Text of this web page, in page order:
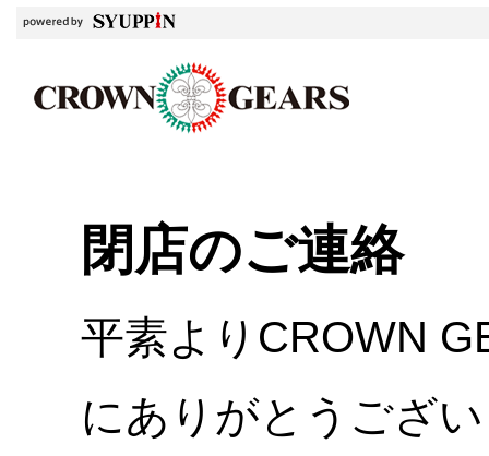
閉店のご連絡
平素よりCROWN
にありがとうござ